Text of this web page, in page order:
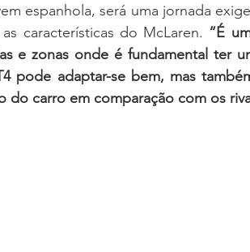
espanhola, será uma jornada
características do McLaren. “É
e zonas onde é fundamental ter
pode adaptar-se bem, mas
do carro em comparação com os